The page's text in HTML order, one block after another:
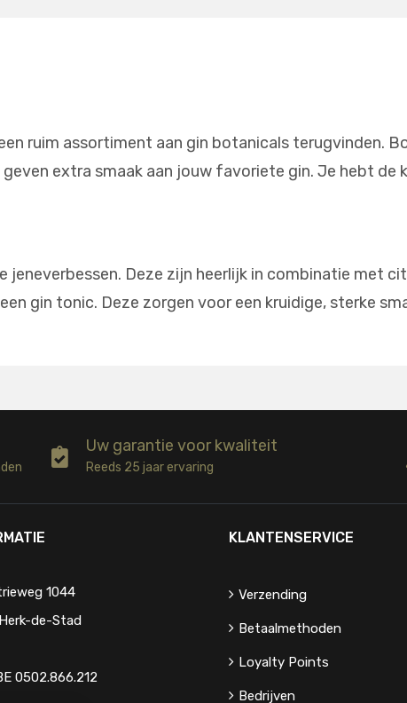
ruim assortiment aan gin botanicals terugvinden.
extra smaak aan jouw favoriete gin. Je hebt de
jeneverbessen. Deze zijn heerlijk in combinatie met
gin tonic. Deze zorgen voor een kruidige, sterke
Uw garantie voor kwaliteit
Reeds 25 jaar ervaring
1044
de-Stad
0502.866.212
KLANTENSERVICE
Verzending
Betaalmethoden
Loyalty Points
Bedrijven